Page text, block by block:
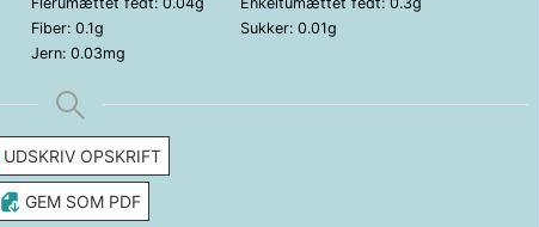
Fiber: 0.1g Sukker: 0.01g
Jern: 0.03mg
UDSKRIV OPSKRIFT
GEM SOM PDF